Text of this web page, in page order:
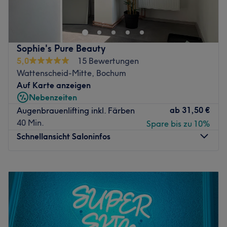
Atmosphäre: Clean, elegant, individuell.
Expertise: Gesichtsbehandlungen.
Produkte und Produktmarken: Hochwertige Produkte.
Extras: Kostenlose Parkplätze.
Zurück zur Salonansicht
Sophie's Pure Beauty
5,0
15 Bewertungen
Wattenscheid-Mitte, Bochum
Auf Karte anzeigen
Nebenzeiten
Augenbrauenlifting inkl. Färben
40 Min.
ab 31,50 €
Spare bis zu 10%
Schnellansicht Saloninfos
Dienstag
Mittwoch
Donnerstag
Freitag
15:00
20:00